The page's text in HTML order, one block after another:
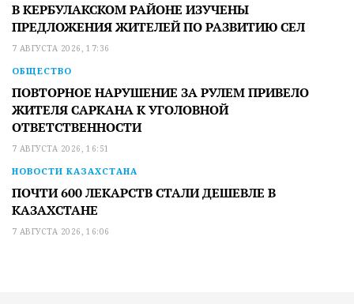
В КЕРБУЛАКСКОМ РАЙОНЕ ИЗУЧЕНЫ
ПРЕДЛОЖЕНИЯ ЖИТЕЛЕЙ ПО РАЗВИТИЮ СЕЛ
7 АВГУСТА 2026, 17:36
ОБЩЕСТВО
ПОВТОРНОЕ НАРУШЕНИЕ ЗА РУЛЕМ ПРИВЕЛО
ЖИТЕЛЯ САРКАНА К УГОЛОВНОЙ
ОТВЕТСТВЕННОСТИ
7 АВГУСТА 2026, 16:51
НОВОСТИ КАЗАХСТАНА
ПОЧТИ 600 ЛЕКАРСТВ СТАЛИ ДЕШЕВЛЕ В
КАЗАХСТАНЕ
7 АВГУСТА 2026, 16:06